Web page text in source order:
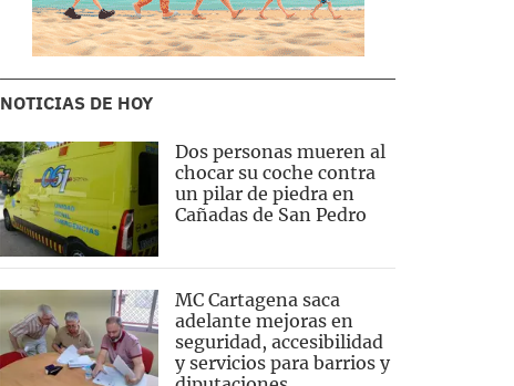
NOTICIAS DE HOY
Dos personas mueren al
chocar su coche contra
un pilar de piedra en
Cañadas de San Pedro
MC Cartagena saca
adelante mejoras en
seguridad, accesibilidad
y servicios para barrios y